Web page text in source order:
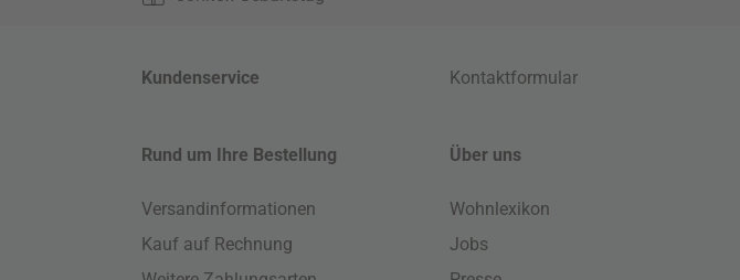
Kundenservice Kontaktformular
Rund um Ihre Bestellung
Versandinformationen
Kauf auf Rechnung
Über uns
Wohnlexikon
Jobs